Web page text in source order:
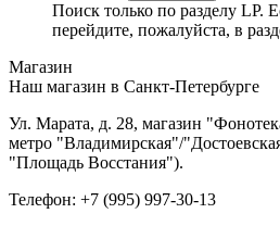
Поиск только по разделу LP.
перейдите, пожалуйста, в
Магазин
Наш магазин в Санкт-Петербурге
Ул. Марата, д. 28, магазин
метро "Владимирская"/
"Площадь Восстания").
Телефон: +7 (995) 997-30-13